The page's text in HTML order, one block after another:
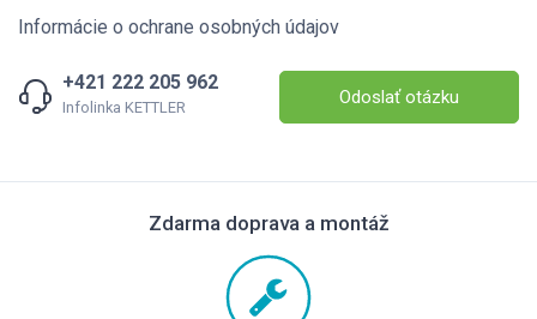
Informácie o ochrane osobných údajov
+421 222 205 962
Infolinka KETTLER Odoslať otázku
Zdarma doprava a montáž